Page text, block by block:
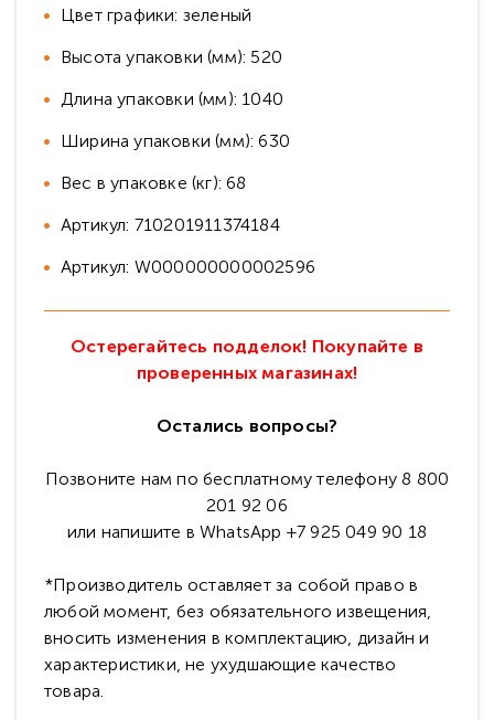
Цвет графики: зеленый
Высота упаковки (мм): 520
Длина упаковки (мм): 1040
Ширина упаковки (мм): 630
Вес в упаковке (кг): 68
Артикул: 710201911374184
Артикул: W000000000002596
Остерегайтесь подделок! Покупайте в
проверенных магазинах!
Остались вопросы?
Позвоните нам по бесплатному телефону 8 800
201 92 06
или напишите в WhatsApp +7 925 049 90 18
*Производитель оставляет за собой право в
любой момент, без обязательного извещения,
вносить изменения в комплектацию, дизайн и
характеристики, не ухудшающие качество
товара.